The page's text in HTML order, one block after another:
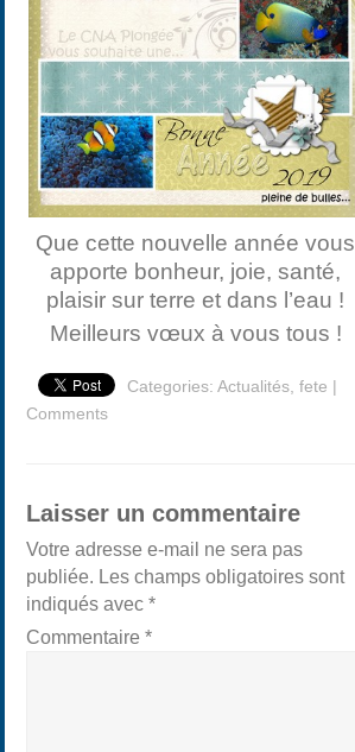
Que cette nouvelle année vous
apporte bonheur, joie, santé,
plaisir sur terre et dans l’eau !
Meilleurs vœux à vous tous !
Categories:Actualités ,fete |
Comments
Laisser un commentaire
Votre adresse e-mail ne sera pas
publiée. Les champs obligatoires sont
indiqués avec*
Commentaire*